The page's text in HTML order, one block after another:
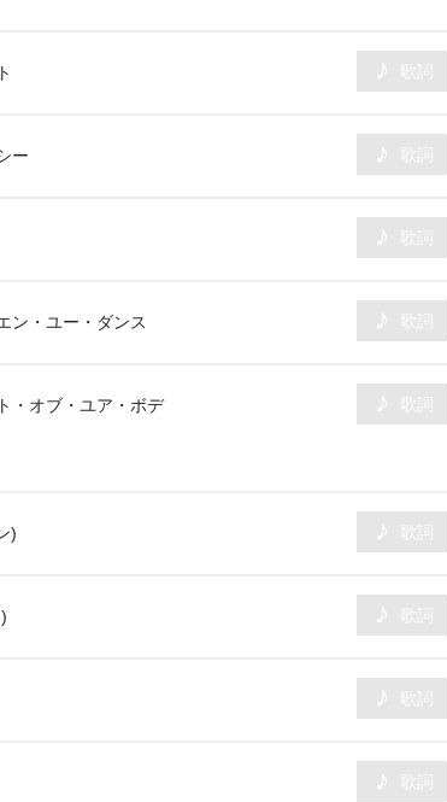
ー
ン・ユー・ダンス
・オブ・ユア・ボデ
)